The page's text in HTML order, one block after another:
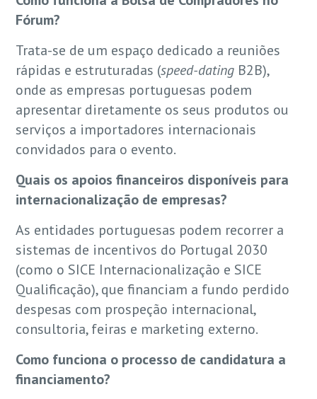
Fórum?
Trata-se de um espaço dedicado a reuniões
rápidas e estruturadas (speed-dating B2B),
onde as empresas portuguesas podem
apresentar diretamente os seus produtos ou
serviços a importadores internacionais
convidados para o evento.
Quais os apoios financeiros disponíveis para
internacionalização de empresas?
As entidades portuguesas podem recorrer a
sistemas de incentivos do Portugal 2030
(como o SICE Internacionalização e SICE
Qualificação), que financiam a fundo perdido
despesas com prospeção internacional,
consultoria, feiras e marketing externo.
Como funciona o processo de candidatura a
financiamento?